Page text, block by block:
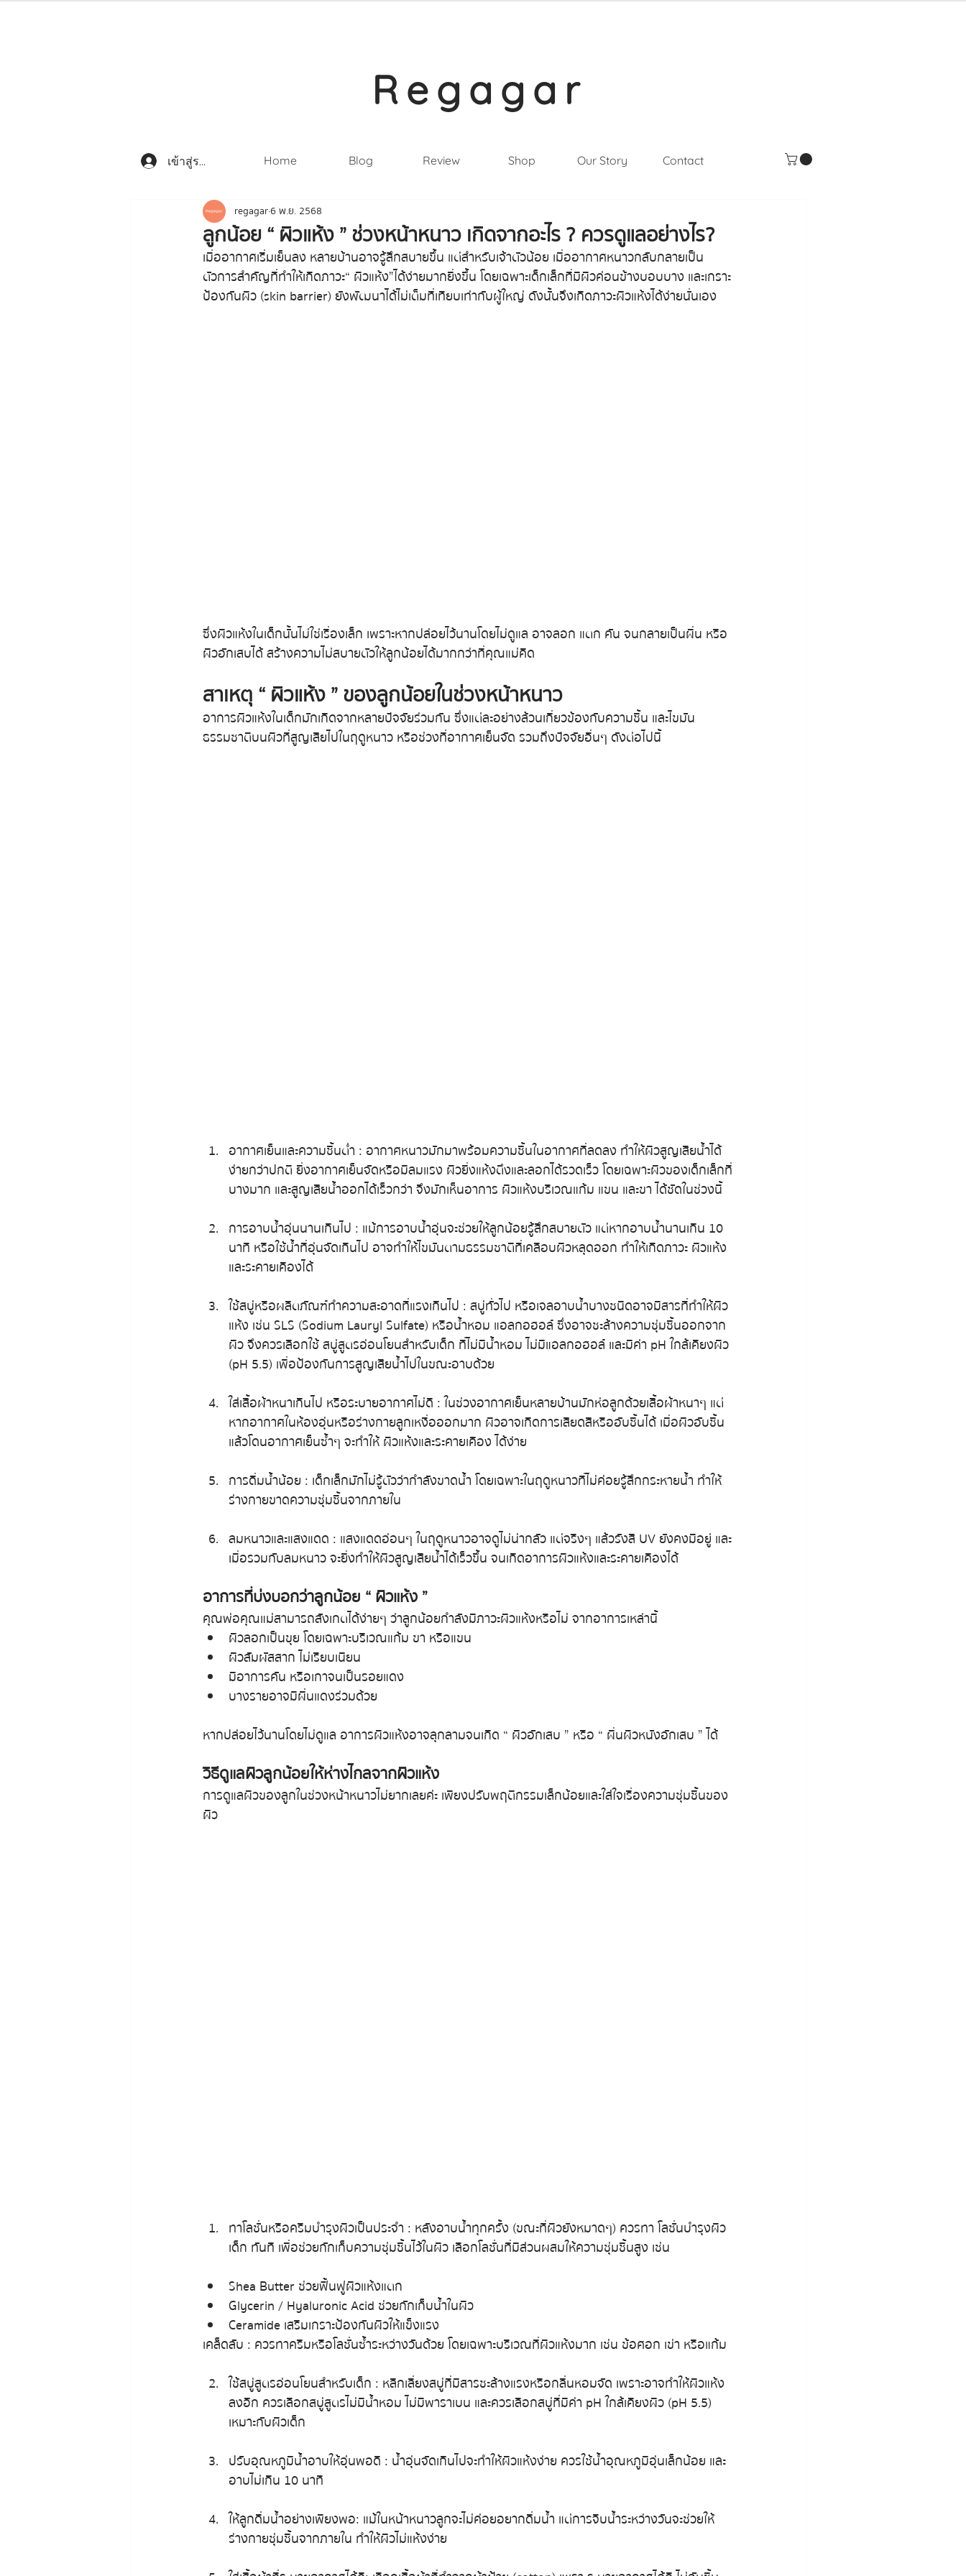
Regagar
เข้าสู่ระบบ Home Blog Review Shop Our Story Contact
ลูกน้อย “ ผิวแห้ง ” ช่วงหน้าหนาว เกิดจากอะไร ? ควรดูแลอย่างไร?
regagar6 พ.ย. 2568
เมื่ออากาศเริ่มเย็นลง หลายบ้านอาจรู้สึกสบายขึ้น แต่สำหรับเจ้าตัวน้อย เมื่ออากาศหนาวกลับกลายเป็น
ตัวการสำคัญที่ทำให้เกิดภาวะ “ ผิวแห้ง ” ได้ง่ายมากยิ่งขึ้น โดยเฉพาะเด็กเล็กที่มีผิวค่อนข้างบอบบาง และเกราะ
ป้องกันผิว (skin barrier) ยังพัฒนาได้ไม่เต็มที่เทียบเท่ากับผู้ใหญ่ ดังนั้นจึงเกิดภาวะผิวแห้งได้ง่ายนั่นเอง
ซึ่งผิวแห้งในเด็กนั้นไม่ใช่เรื่องเล็ก เพราะหากปล่อยไว้นานโดยไม่ดูแล อาจลอก แตก คัน จนกลายเป็นผื่น หรือ
ผิวอักเสบได้ สร้างความไม่สบายตัวให้ลูกน้อยได้มากกว่าที่คุณแม่คิด
สาเหตุ “ ผิวแห้ง ” ของลูกน้อยในช่วงหน้าหนาว
อาการผิวแห้งในเด็กมักเกิดจากหลายปัจจัยร่วมกัน ซึ่งแต่ละอย่างล้วนเกี่ยวข้องกับความชื้น และไขมัน
ธรรมชาติบนผิวที่สูญเสียไปในฤดูหนาว หรือช่วงที่อากาศเย็นจัด รวมถึงปัจจัยอื่นๆ ดังต่อไปนี้
อากาศเย็นและความชื้นต่ำ : อากาศหนาวมักมาพร้อมความชื้นในอากาศที่ลดลง ทำให้ผิวสูญเสียน้ำได้
ง่ายกว่าปกติ ยิ่งอากาศเย็นจัดหรือมีลมแรง ผิวยิ่งแห้งตึงและลอกได้รวดเร็ว โดยเฉพาะผิวของเด็กเล็กที่
บางมาก และสูญเสียน้ำออกได้เร็วกว่า จึงมักเห็นอาการ ผิวแห้งบริเวณแก้ม แขน และขา ได้ชัดในช่วงนี้
การอาบน้ำอุ่นนานเกินไป : แม้การอาบน้ำอุ่นจะช่วยให้ลูกน้อยรู้สึกสบายตัว แต่หากอาบน้ำนานเกิน 10
นาที หรือใช้น้ำที่อุ่นจัดเกินไป อาจทำให้ไขมันตามธรรมชาติที่เคลือบผิวหลุดออก ทำให้เกิดภาวะ ผิวแห้ง
และระคายเคืองได้
ใช้สบู่หรือผลิตภัณฑ์ทำความสะอาดที่แรงเกินไป : สบู่ทั่วไป หรือเจลอาบน้ำบางชนิดอาจมีสารที่ทำให้ผิว
แห้ง เช่น SLS (Sodium Lauryl Sulfate) หรือน้ำหอม แอลกอฮอล์ ซึ่งอาจชะล้างความชุ่มชื้นออกจาก
ผิว จึงควรเลือกใช้ สบู่สูตรอ่อนโยนสำหรับเด็ก ที่ไม่มีน้ำหอม ไม่มีแอลกอฮอล์ และมีค่า pH ใกล้เคียงผิว
(pH 5.5) เพื่อป้องกันการสูญเสียน้ำไปในขณะอาบด้วย
ใส่เสื้อผ้าหนาเกินไป หรือระบายอากาศไม่ดี : ในช่วงอากาศเย็นหลายบ้านมักห่อลูกด้วยเสื้อผ้าหนาๆ แต่
หากอากาศในห้องอุ่นหรือร่างกายลูกเหงื่อออกมาก ผิวอาจเกิดการเสียดสีหรืออับชื้นได้ เมื่อผิวอับชื้น
แล้วโดนอากาศเย็นซ้ำๆ จะทำให้ ผิวแห้งและระคายเคือง ได้ง่าย
การดื่มน้ำน้อย : เด็กเล็กมักไม่รู้ตัวว่ากำลังขาดน้ำ โดยเฉพาะในฤดูหนาวที่ไม่ค่อยรู้สึกกระหายน้ำ ทำให้
ร่างกายขาดความชุ่มชื้นจากภายใน
ลมหนาวและแสงแดด : แสงแดดอ่อนๆ ในฤดูหนาวอาจดูไม่น่ากลัว แต่จริงๆ แล้วรังสี UV ยังคงมีอยู่ และ
เมื่อรวมกับลมหนาว จะยิ่งทำให้ผิวสูญเสียน้ำได้เร็วขึ้น จนเกิดอาการผิวแห้งและระคายเคืองได้
อาการที่บ่งบอกว่าลูกน้อย “ ผิวแห้ง ”
คุณพ่อคุณแม่สามารถสังเกตได้ง่ายๆ ว่าลูกน้อยกำลังมีภาวะผิวแห้งหรือไม่ จากอาการเหล่านี้
ผิวลอกเป็นขุย โดยเฉพาะบริเวณแก้ม ขา หรือแขน
ผิวสัมผัสสาก ไม่เรียบเนียน
มีอาการคัน หรือเกาจนเป็นรอยแดง
บางรายอาจมีผื่นแดงร่วมด้วย
หากปล่อยไว้นานโดยไม่ดูแล อาการผิวแห้งอาจลุกลามจนเกิด “ ผิวอักเสบ ” หรือ “ ผื่นผิวหนังอักเสบ ” ได้
วิธีดูแลผิวลูกน้อยให้ห่างไกลจากผิวแห้ง
การดูแลผิวของลูกในช่วงหน้าหนาวไม่ยากเลยค่ะ เพียงปรับพฤติกรรมเล็กน้อยและใส่ใจเรื่องความชุ่มชื้นของ
ผิว
ทาโลชั่นหรือครีมบำรุงผิวเป็นประจำ : หลังอาบน้ำทุกครั้ง (ขณะที่ผิวยังหมาดๆ) ควรทา โลชั่นบำรุงผิว
เด็ก ทันที เพื่อช่วยกักเก็บความชุ่มชื้นไว้ในผิว เลือกโลชั่นที่มีส่วนผสมให้ความชุ่มชื้นสูง เช่น
Shea Butter ช่วยฟื้นฟูผิวแห้งแตก
Glycerin / Hyaluronic Acid ช่วยกักเก็บน้ำในผิว
Ceramide เสริมเกราะป้องกันผิวให้แข็งแรง
เคล็ดลับ : ควรทาครีมหรือโลชั่นซ้ำระหว่างวันด้วย โดยเฉพาะบริเวณที่ผิวแห้งมาก เช่น ข้อศอก เข่า หรือแก้ม
ใช้สบู่สูตรอ่อนโยนสำหรับเด็ก : หลีกเลี่ยงสบู่ที่มีสารชะล้างแรงหรือกลิ่นหอมจัด เพราะอาจทำให้ผิวแห้ง
ลงอีก ควรเลือกสบู่สูตรไม่มีน้ำหอม ไม่มีพาราเบน และควรเลือกสบู่ที่มีค่า pH ใกล้เคียงผิว (pH 5.5)
เหมาะกับผิวเด็ก
ปรับอุณหภูมิน้ำอาบให้อุ่นพอดี : น้ำอุ่นจัดเกินไปจะทำให้ผิวแห้งง่าย ควรใช้น้ำอุณหภูมิอุ่นเล็กน้อย และ
อาบไม่เกิน 10 นาที
ให้ลูกดื่มน้ำอย่างเพียงพอ : แม้ในหน้าหนาวลูกจะไม่ค่อยอยากดื่มน้ำ แต่การจิบน้ำระหว่างวันจะช่วยให้
ร่างกายชุ่มชื้นจากภายใน ทำให้ผิวไม่แห้งง่าย